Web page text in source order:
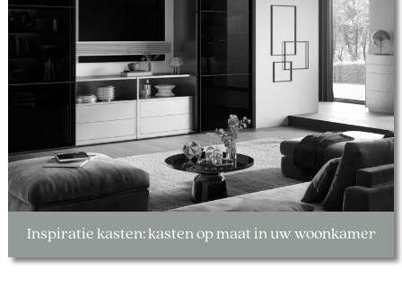
Inspiratie kasten: kasten op maat in uw woonkamer